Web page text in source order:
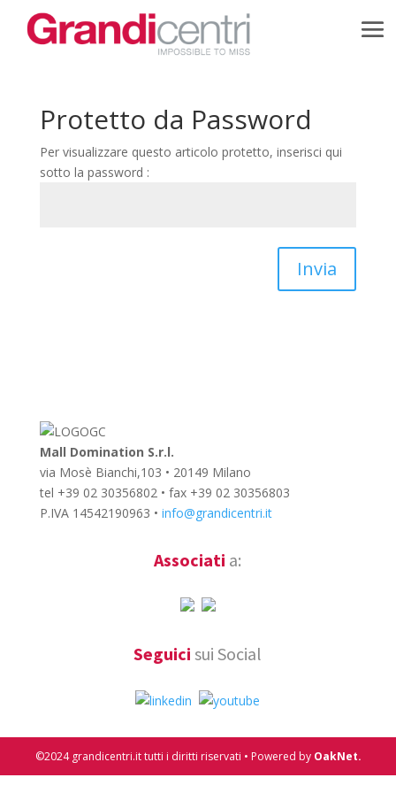
Protetto da Password
Per visualizzare questo articolo protetto, inserisci qui
sotto la password :
Invia
Mall Domination S.r.l.
via Mosè Bianchi,103 • 20149 Milano
tel +39 02 30356802 • fax +39 02 30356803
P.IVA 14542190963 • info@grandicentri.it
Associati a:
Seguici sui Social
©2024 grandicentri.it tutti i diritti riservati • Powered by OakNet.